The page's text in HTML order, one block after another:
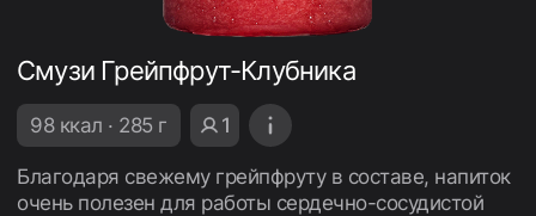
Смузи Грейпфрут-Клубника
98 ккал · 285 г 1
Благодаря свежему грейпфруту в составе, напиток
очень полезен для работы сердечно-сосудистой